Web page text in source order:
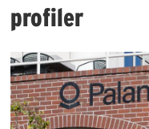
profiler